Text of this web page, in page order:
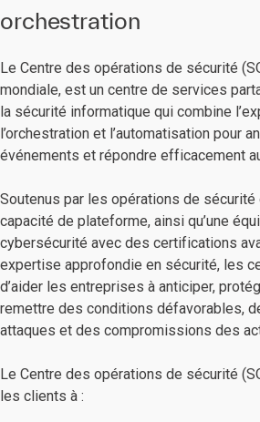
orchestration
Le Centre des opérations de sécurité
mondiale, est un centre de services
la sécurité informatique qui combine
l’orchestration et l’automatisation pour
événements et répondre efficacement
Soutenus par les opérations de sécurité
capacité de plateforme, ainsi qu’une
cybersécurité avec des certifications
expertise approfondie en sécurité, les
d’aider les entreprises à anticiper,
remettre des conditions défavorables,
attaques et des compromissions des
Le Centre des opérations de sécurité
les clients à :